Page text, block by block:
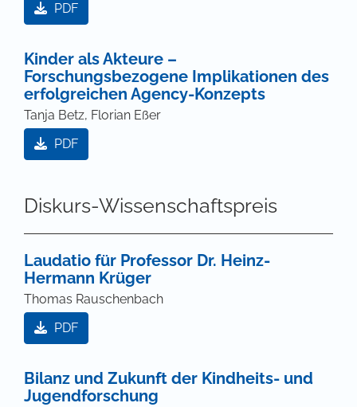
PDF
Kinder als Akteure –
Forschungsbezogene Implikationen des
erfolgreichen Agency-Konzepts
Tanja Betz, Florian Eßer
PDF
Diskurs-Wissenschaftspreis
Laudatio für Professor Dr. Heinz-
Hermann Krüger
Thomas Rauschenbach
PDF
Bilanz und Zukunft der Kindheits- und
Jugendforschung